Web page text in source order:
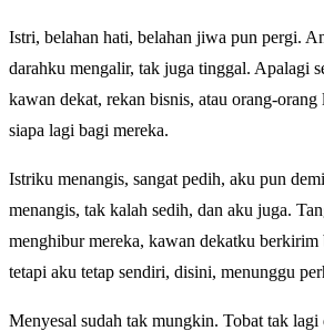
Istri, belahan hati, belahan jiwa pun pergi.
darahku mengalir, tak juga tinggal. Apalagi
kawan dekat, rekan bisnis, atau orang-
siapa lagi bagi mereka.
Istriku menangis, sangat pedih, aku pun
menangis, tak kalah sedih, dan aku juga.
menghibur mereka, kawan dekatku berkirim
tetapi aku tetap sendiri, disini, menunggu
Menyesal sudah tak mungkin. Tobat tak lagi